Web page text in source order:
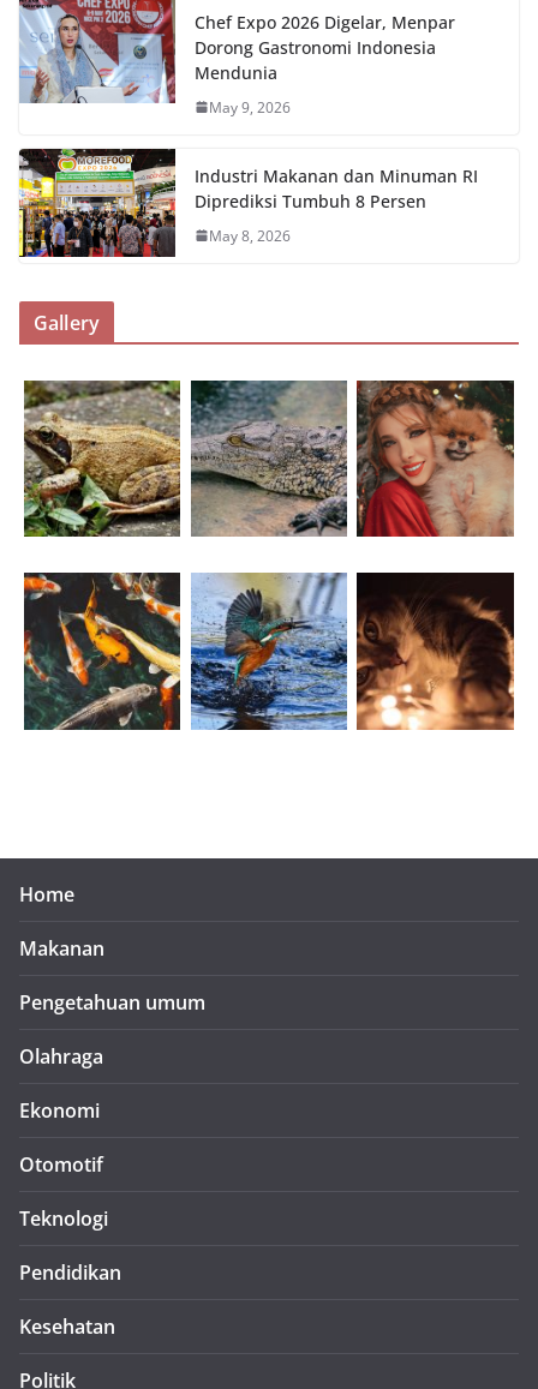
Chef Expo 2026 Digelar, Menpar
Dorong Gastronomi Indonesia
Mendunia
May 9, 2026
Industri Makanan dan Minuman RI
Diprediksi Tumbuh 8 Persen
May 8, 2026
Gallery
Home
Makanan
Pengetahuan umum
Olahraga
Ekonomi
Otomotif
Teknologi
Pendidikan
Kesehatan
Politik